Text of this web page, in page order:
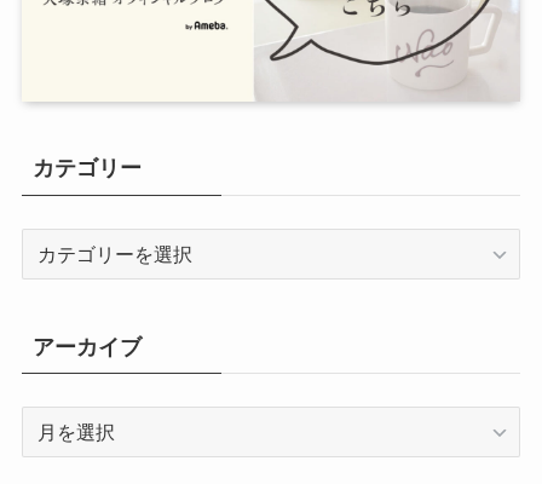
カテゴリー
ー
アーカイブ